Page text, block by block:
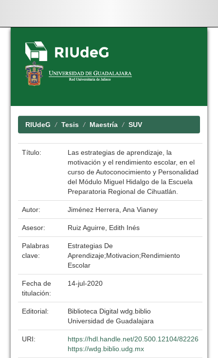
Skip
navigation
RIUdeG Tesis Maestría SUV
Título:
Las estrategias de aprendizaje, la
motivación y el rendimiento escolar, en el
curso de Autoconocimiento y Personalidad
del Módulo Miguel Hidalgo de la Escuela
Preparatoria Regional de Cihuatlán.
Autor: Jiménez Herrera, Ana Vianey
Asesor: Ruiz Aguirre, Edith Inés
Palabras
clave:
Estrategias De
Aprendizaje;Motivacion;Rendimiento
Escolar
Fecha de
titulación:
14-jul-2020
Editorial:
Biblioteca Digital wdg.biblio
Universidad de Guadalajara
URI:
https://hdl.handle.net/20.500.12104/82226
https://wdg.biblio.udg.mx